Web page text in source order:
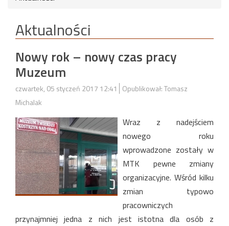
Aktualności
Nowy rok – nowy czas pracy
Muzeum
czwartek, 05 styczeń 2017 12:41
Opublikował: Tomasz
Michalak
Wraz z nadejściem
nowego roku
wprowadzone zostały w
MTK pewne zmiany
organizacyjne. Wśród kilku
zmian typowo
pracowniczych
przynajmniej jedna z nich jest istotna dla osób z